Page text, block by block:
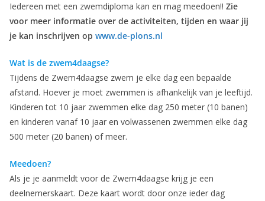
Iedereen met een zwemdiploma kan en mag meedoen!! Zie
voor meer informatie over de activiteiten, tijden en waar jij
je kan inschrijven op www.de-plons.nl
Wat is de zwem4daagse?
Tijdens de Zwem4daagse zwem je elke dag een bepaalde
afstand. Hoever je moet zwemmen is afhankelijk van je leeftijd.
Kinderen tot 10 jaar zwemmen elke dag 250 meter (10 banen)
en kinderen vanaf 10 jaar en volwassenen zwemmen elke dag
500 meter (20 banen) of meer.
Meedoen?
Als je je aanmeldt voor de Zwem4daagse krijg je een
deelnemerskaart. Deze kaart wordt door onze ieder dag